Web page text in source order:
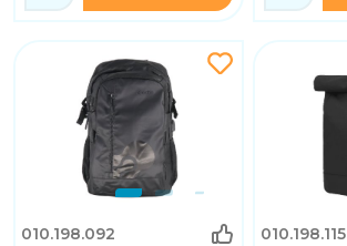
010.198.092 010.198.115